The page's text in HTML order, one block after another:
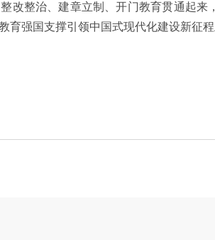
改整治、建章立制、开门教育贯通起
育强国支撑引领中国式现代化建设新征程